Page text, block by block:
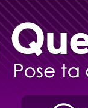
2
30
Il
3
2